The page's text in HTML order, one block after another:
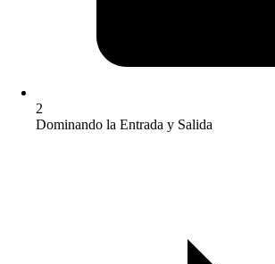
2
Dominando la Entrada y Salida